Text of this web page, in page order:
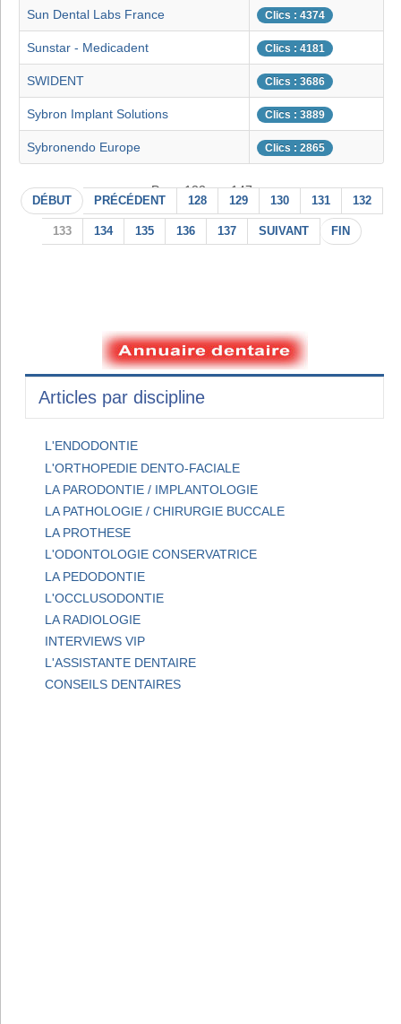
Sun Dental Labs France Clics : 4374
Sunstar - Medicadent Clics : 4181
SWIDENT Clics : 3686
Sybron Implant Solutions Clics : 3889
Sybronendo Europe Clics : 2865
Page 133 sur 147
DÉBUT PRÉCÉDENT 128 129 130 131 132
133 134 135 136 137 SUIVANT FIN
Articles par discipline
L'ENDODONTIE
L'ORTHOPEDIE DENTO-FACIALE
LA PARODONTIE / IMPLANTOLOGIE
LA PATHOLOGIE / CHIRURGIE BUCCALE
LA PROTHESE
L'ODONTOLOGIE CONSERVATRICE
LA PEDODONTIE
L'OCCLUSODONTIE
LA RADIOLOGIE
INTERVIEWS VIP
L'ASSISTANTE DENTAIRE
CONSEILS DENTAIRES